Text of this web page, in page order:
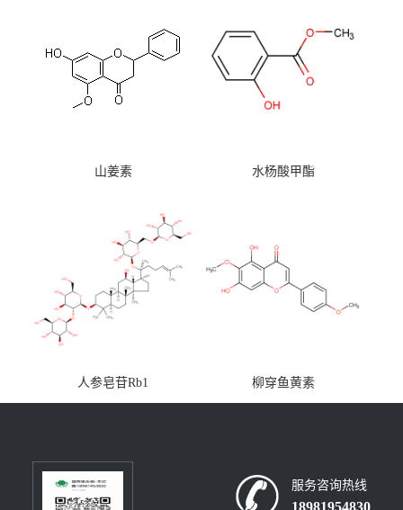
山姜素 水杨酸甲酯
人参皂苷Rb1 柳穿鱼黄素
服务咨询热线